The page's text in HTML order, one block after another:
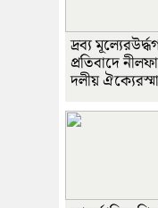
দ্রব্য
প্রতিবাদে
দলীয়